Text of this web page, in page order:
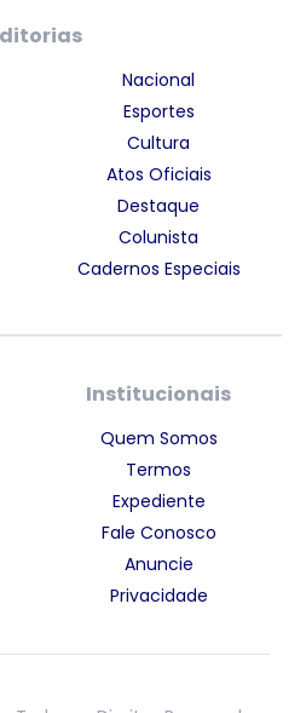
Nacional
Esportes
Cultura
Atos Oficiais
Destaque
Colunista
Cadernos Especiais
Institucionais
Quem Somos
Termos
Expediente
Fale Conosco
Anuncie
Privacidade